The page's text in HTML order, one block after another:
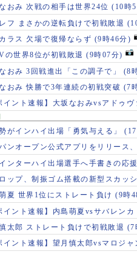
おみ 次戦の相手は世界24位 (10時
フ まさかの逆転負けで初戦敗退
ラス 欠場で復帰ならず (9時46分)
の世界8位が初戦敗退 (9時07分)
おみ 3回戦進出「この調子で」 (8
おみ 快勝で3年連続の初戦突破 (7
イント速報】大坂なおみvsアドゥヴ
がインハイ出場「勇気与える」
ンオープン公式アプリをリリース
ンターハイ出場選手へ手書きの応
ップ、制振ゴム搭載の新型スカッ
夏 世界1位にストレート負け (9時
イント速報】内島萌夏vsサバレンカ
太郎 ストレート負けで初戦敗退 (7
イント速報】望月慎太郎vsマロジャ